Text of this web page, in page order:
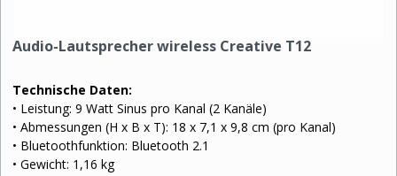
Audio-Lautsprecher wireless Creative T12
Technische Daten:
• Leistung: 9 Watt Sinus pro Kanal (2 Kanäle)
• Abmessungen (H x B x T): 18 x 7,1 x 9,8 cm (pro Kanal)
• Bluetoothfunktion: Bluetooth 2.1
• Gewicht: 1,16 kg